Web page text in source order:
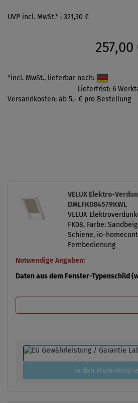
UVP incl. MwSt.* : 321,30 €
257,00
*incl. MwSt., lieferbar nach:
Lieferfrist: 6
Versandkosten: ab 5,- € pro Bestellung
VELUX Elektro-
DMLFK084579KWL
VELUX
FK08, Farbe:
Schiene, io-
Fernbedienung
Notwendige Angaben:
Daten aus dem Fenster-Typenschild
in den Warenkorb